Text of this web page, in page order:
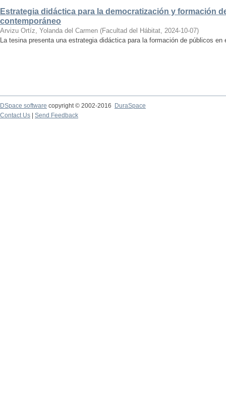
Estrategia didáctica para la democratización y formación
contemporáneo
Arvizu Ortíz, Yolanda del Carmen (Facultad del Hábitat, 2024-10-07)
La tesina presenta una estrategia didáctica para la formación de públicos en
DSpace software copyright © 2002-2016
DuraSpace
Contact Us
Send Feedback